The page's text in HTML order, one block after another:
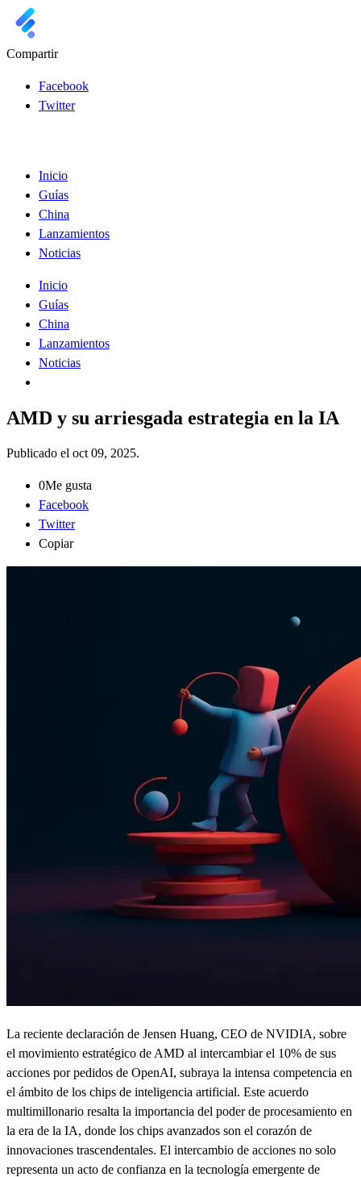
Compartir
Facebook
Twitter
Inicio
Guías
China
Lanzamientos
Noticias
Inicio
Guías
China
Lanzamientos
Noticias
AMD y su arriesgada estrategia en la IA
Publicado el oct 09, 2025.
0Me gusta
Facebook
Twitter
Copiar
La reciente declaración de Jensen Huang, CEO de NVIDIA, sobre
el movimiento estratégico de AMD al intercambiar el 10% de sus
acciones por pedidos de OpenAI, subraya la intensa competencia en
el ámbito de los chips de inteligencia artificial. Este acuerdo
multimillonario resalta la importancia del poder de procesamiento en
la era de la IA, donde los chips avanzados son el corazón de
innovaciones trascendentales. El intercambio de acciones no solo
representa un acto de confianza en la tecnología emergente de